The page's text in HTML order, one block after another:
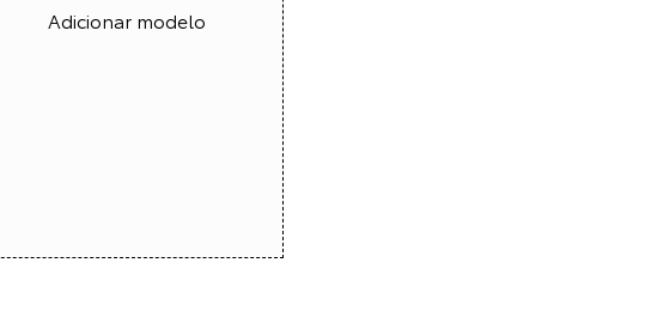
Adicionar modelo